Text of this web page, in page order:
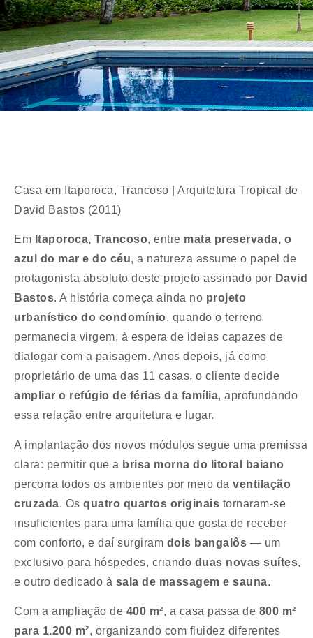
Casa em Itaporoca, Trancoso | Arquitetura Tropical de
David Bastos (2011)
Em Itaporoca, Trancoso, entre mata preservada, o
azul do mar e do céu, a natureza assume o papel de
protagonista absoluto deste projeto assinado por David
Bastos. A história começa ainda no projeto
urbanístico do condomínio, quando o terreno
permanecia virgem, à espera de ideias capazes de
dialogar com a paisagem. Anos depois, já como
proprietário de uma das 11 casas, o cliente decide
ampliar o refúgio de férias da família, aprofundando
essa relação entre arquitetura e lugar.
A implantação dos novos módulos segue uma premissa
clara: permitir que a brisa morna do litoral baiano
percorra todos os ambientes por meio da ventilação
cruzada. Os quatro quartos originais tornaram-se
insuficientes para uma família que gosta de receber
com conforto, e daí surgiram dois bangalôs — um
exclusivo para hóspedes, criando duas novas suítes,
e outro dedicado à sala de massagem e sauna.
Com a ampliação de 400 m², a casa passa de 800 m²
para 1.200 m², organizando com fluidez diferentes